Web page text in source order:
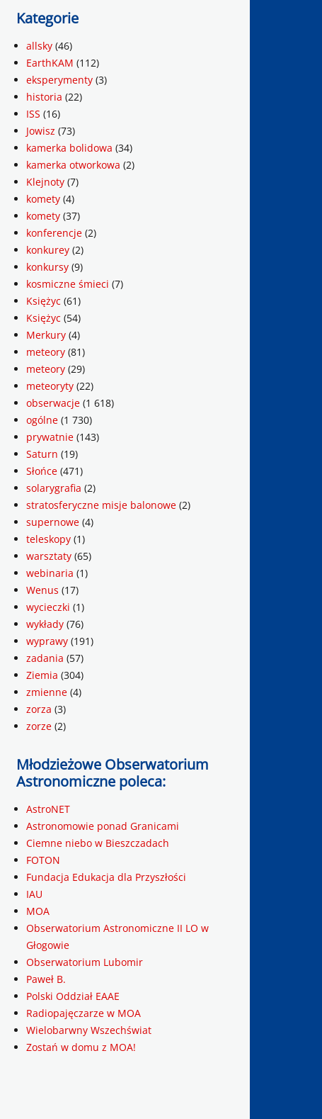
Kategorie
allsky (46)
EarthKAM (112)
eksperymenty (3)
historia (22)
ISS (16)
Jowisz (73)
kamerka bolidowa (34)
kamerka otworkowa (2)
Klejnoty (7)
komety (4)
komety (37)
konferencje (2)
konkurey (2)
konkursy (9)
kosmiczne śmieci (7)
Księżyc (61)
Księżyc (54)
Merkury (4)
meteory (81)
meteory (29)
meteoryty (22)
obserwacje (1 618)
ogólne (1 730)
prywatnie (143)
Saturn (19)
Słońce (471)
solarygrafia (2)
stratosferyczne misje balonowe (2)
supernowe (4)
teleskopy (1)
warsztaty (65)
webinaria (1)
Wenus (17)
wycieczki (1)
wykłady (76)
wyprawy (191)
zadania (57)
Ziemia (304)
zmienne (4)
zorza (3)
zorze (2)
Młodzieżowe Obserwatorium
Astronomiczne poleca:
AstroNET
Astronomowie ponad Granicami
Ciemne niebo w Bieszczadach
FOTON
Fundacja Edukacja dla Przyszłości
IAU
MOA
Obserwatorium Astronomiczne II LO w
Głogowie
Obserwatorium Lubomir
Paweł B.
Polski Oddział EAAE
Radiopajęczarze w MOA
Wielobarwny Wszechświat
Zostań w domu z MOA!